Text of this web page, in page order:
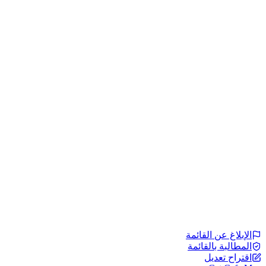
الإبلاغ عن القائمة
المطالبة بالقائمة
اقتراح تعديل